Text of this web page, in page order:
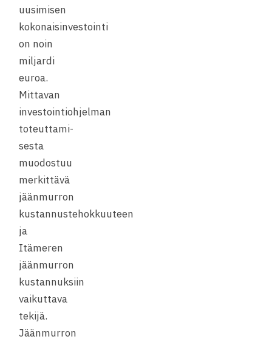
uusimisen
kokonaisinvestointi
on noin
miljardi
euroa.
Mittavan
investointiohjelman
toteuttami-
sesta
muodostuu
merkittävä
jäänmurron
kustannustehokkuuteen
ja
Itämeren
jäänmurron
kustannuksiin
vaikuttava
tekijä.
Jäänmurron